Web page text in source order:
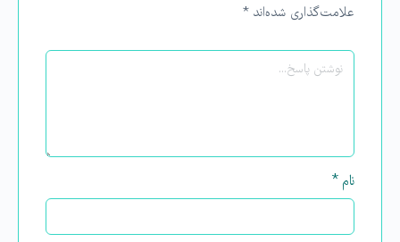
علامت‌گذاری شده‌اند *
نام *